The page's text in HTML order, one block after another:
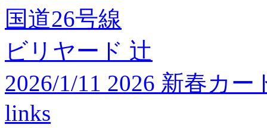
国道26号線
ビリヤード 辻
2026/1/11 2026 新春カ
links